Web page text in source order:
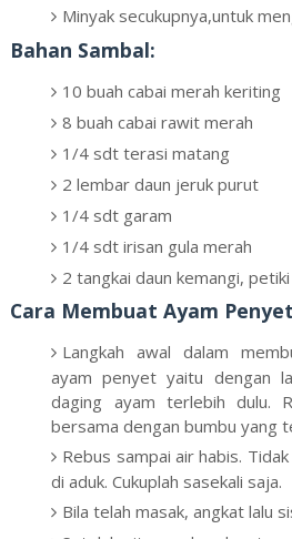
Minyak secukupnya,untuk
Bahan Sambal:
10 buah cabai merah keriting
8 buah cabai rawit merah
1/4 sdt terasi matang
2 lembar daun jeruk purut
1/4 sdt garam
1/4 sdt irisan gula merah
2 tangkai daun kemangi,
Cara Membuat Ayam
Langkah awal dalam
ayam penyet yaitu dengan
daging ayam terlebih dulu.
bersama dengan bumbu yang
Rebus sampai air habis.
di aduk. Cukuplah sasekali saja.
Bila telah masak, angkat lalu